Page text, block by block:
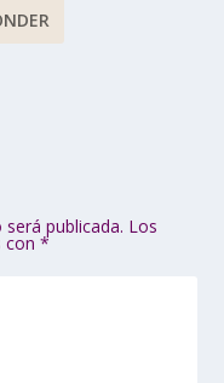
publicada. Los
con*